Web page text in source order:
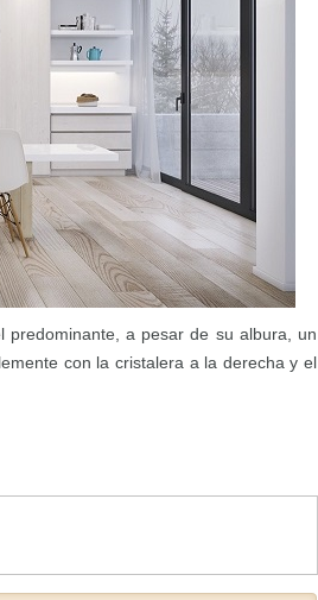
predominante, a pesar de su albura, un
con la cristalera a la derecha y el